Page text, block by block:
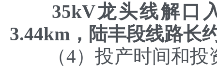
35kV龙头线解口
3.44km ，陆丰段线路长
（4）投产时间和投